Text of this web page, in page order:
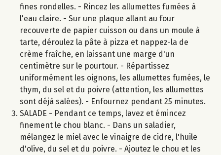
fines rondelles. - Rincez les allumettes fumées à
l'eau claire. - Sur une plaque allant au four
recouverte de papier cuisson ou dans un moule à
tarte, déroulez la pâte à pizza et nappez-la de
crème fraîche, en laissant une marge d'un
centimètre sur le pourtour. - Répartissez
uniformément les oignons, les allumettes fumées, le
thym, du sel et du poivre (attention, les allumettes
sont déjà salées). - Enfournez pendant 25 minutes.
SALADE - Pendant ce temps, lavez et émincez
finement le chou blanc. - Dans un saladier,
mélangez le miel avec le vinaigre de cidre, l'huile
d'olive, du sel et du poivre. - Ajoutez le chou et les